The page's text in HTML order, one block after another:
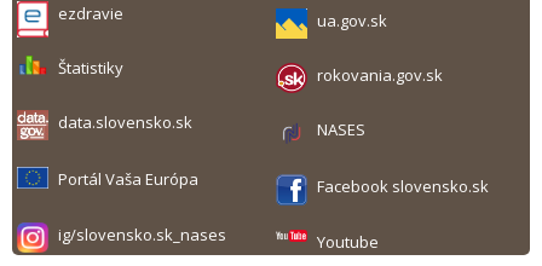
ezdravie ua.gov.sk
Štatistiky rokovania.gov.sk
data.slovensko.sk NASES
Portál Vaša Európa Facebook slovensko.sk
ig/slovensko.sk_nases Youtube